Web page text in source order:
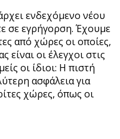
ενδεχόμενο νέου
σε εγρήγορση. Έχουμε
από χώρες οι οποίες,
οι έλεγχοι στις
οι ίδιοι: Η πιστή
ασφάλεια για
χώρες, όπως οι